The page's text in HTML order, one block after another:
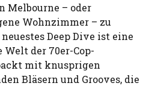
Melbourne – oder
Wohnzimmer – zu
Deep Dive ist eine
der 70er-Cop-
mit knusprigen
Bläsern und Grooves, die